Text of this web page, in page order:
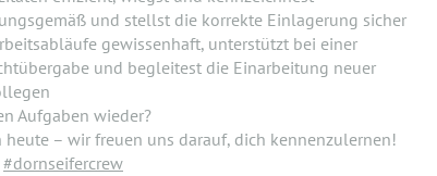
und stellst die korrekte Einlagerung sicher
gewissenhaft, unterstützt bei einer
und begleitest die Einarbeitung neuer
Aufgaben wieder?
– wir freuen uns darauf, dich kennenzulernen!
#dornseifercrew